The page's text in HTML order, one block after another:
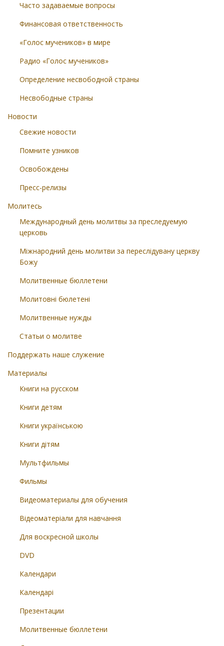
Часто задаваемые вопросы
Финансовая ответственность
«Голос мучеников» в мире
Радио «Голос мучеников»
Определение несвободной страны
Несвободные страны
Новости
Свежие новости
Помните узников
Освобождены
Пресс-релизы
Молитесь
Международный день молитвы за преследуемую
церковь
Міжнародний день молитви за переслідувану церкву
Божу
Молитвенные бюллетени
Молитовні бюлетені
Молитвенные нужды
Статьи о молитве
Поддержать наше служение
Материалы
Книги на русском
Книги детям
Книги українською
Книги дітям
Мультфильмы
Фильмы
Видеоматериалы для обучения
Відеоматеріали для навчання
Для воскресной школы
DVD
Календари
Календарі
Презентации
Молитвенные бюллетени